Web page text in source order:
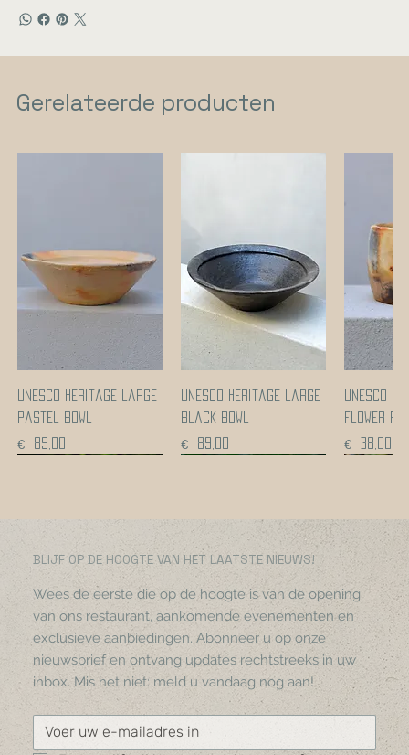
Gerelateerde producten
UNESCO heritage large
pastel bowl
Prijs
€ 89,00
UNESCO heritage large
black bowl
Prijs
€ 89,00
UNESCO
flower
Prijs
€ 38,00
UNESCO heritage black
flower pot
Prijs
€ 38,00
Pinguïnpop
handgemaakt door
UNESCO-
handvat
UNESCO-
werelderfgoedvaas
met handvat
UNESCO-werelderfgoed
aardewerk kom
witte
€ 286,00
Gerecycleerde glazen
bruine vaas
Prijs
€ 43,00
Handpainted jacket |
Malawi
Malawi
Niet op
Shirts upcycled from
curtains
Niet op voorraad
Vibrant women's dress
from Malawi
Artwork
Niet op
Patchwork backpack
Niet op voorraad
BLIJF OP DE HOOGTE VAN HET LAATSTE NIEUWS!
Wees de eerste die op de hoogte is van de opening
van ons restaurant, aankomende evenementen en
exclusieve aanbiedingen. Abonneer u op onze
nieuwsbrief en ontvang updates rechtstreeks in uw
inbox. Mis het niet: meld u vandaag nog aan!